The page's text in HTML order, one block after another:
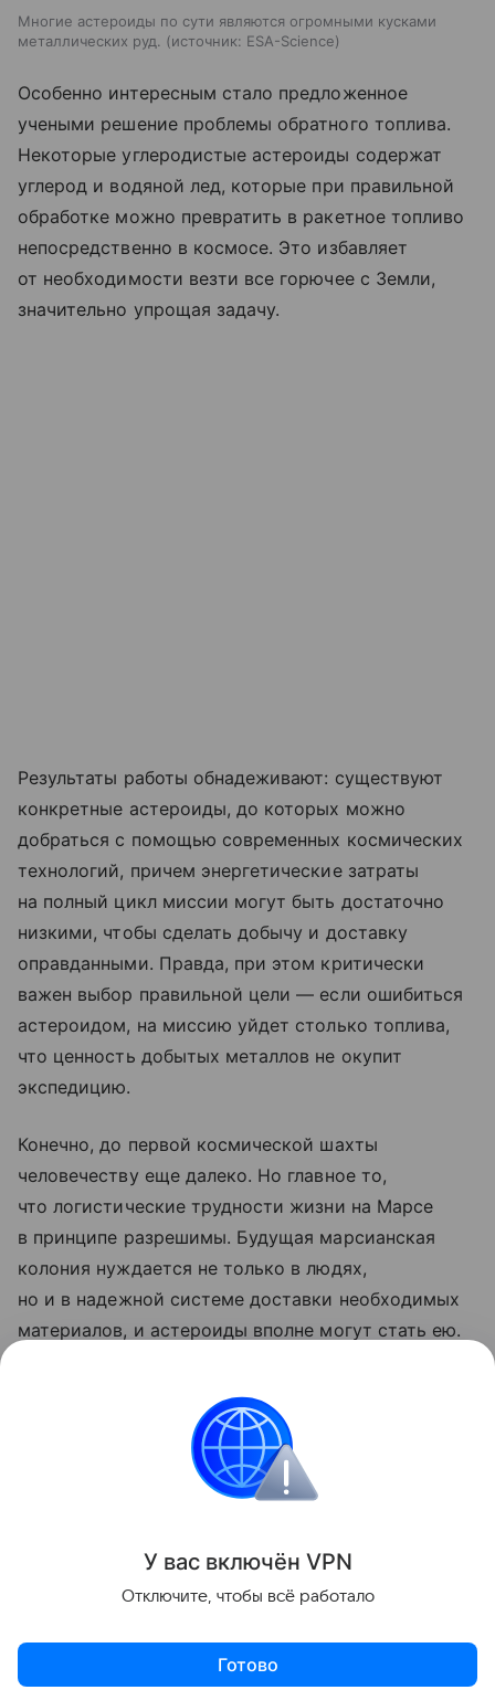
Многие астероиды по сути являются огромными кусками
металлических руд.
источник: ESA-Science
Особенно интересным стало предложенное
учеными решение проблемы обратного топлива.
Некоторые углеродистые астероиды содержат
углерод и водяной лед, которые при правильной
обработке можно превратить в ракетное топливо
непосредственно в космосе. Это избавляет
от необходимости везти все горючее с Земли,
значительно упрощая задачу.
Результаты работы обнадеживают: существуют
конкретные астероиды, до которых можно
добраться с помощью современных космических
технологий, причем энергетические затраты
на полный цикл миссии могут быть достаточно
низкими, чтобы сделать добычу и доставку
оправданными. Правда, при этом критически
важен выбор правильной цели — если ошибиться
астероидом, на миссию уйдет столько топлива,
что ценность добытых металлов не окупит
экспедицию.
Конечно, до первой космической шахты
человечеству еще далеко. Но главное то,
что логистические трудности жизни на Марсе
в принципе разрешимы. Будущая марсианская
колония нуждается не только в людях,
но и в надежной системе доставки необходимых
материалов, и астероиды вполне могут стать ею.
высадки на Марс рядом с источником воды.
Поделиться
У вас включён VPN
Отключите, чтобы всё работало
Готово